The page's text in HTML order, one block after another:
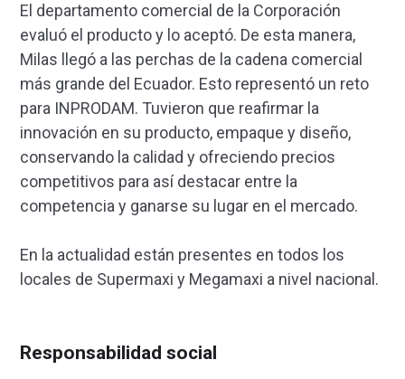
El departamento comercial de la Corporación
evaluó el producto y lo aceptó. De esta manera,
Milas llegó a las perchas de la cadena comercial
más grande del Ecuador. Esto representó un reto
para INPRODAM. Tuvieron que reafirmar la
innovación en su producto, empaque y diseño,
conservando la calidad y ofreciendo precios
competitivos para así destacar entre la
competencia y ganarse su lugar en el mercado.
En la actualidad están presentes en todos los
locales de Supermaxi y Megamaxi a nivel nacional.
Responsabilidad social